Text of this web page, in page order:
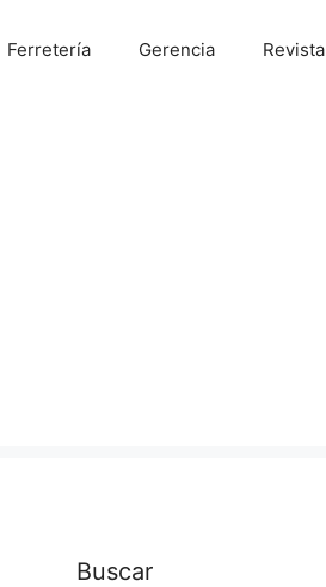
Ferretería Gerencia Revista
Buscar